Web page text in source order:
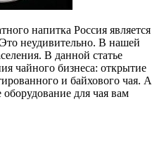
напитка Россия является
неудивительно. В нашей
В данной статье
чайного бизнеса: открытие
и байхового чая. А
оборудование для чая вам